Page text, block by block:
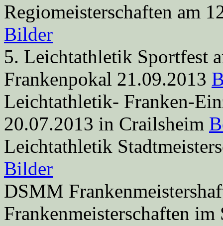
Regiomeisterschaften am
Bilder
5. Leichtathletik Sportfest
Frankenpokal 21.09.2013
Leichtathletik- Franken-
20.07.2013 in Crailsheim
Leichtathletik
Bilder
DSMM
Frankenmeisterschaften